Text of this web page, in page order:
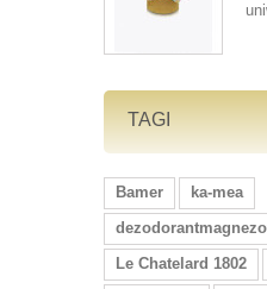
TAGI
Bamer
ka-mea
Le Chatelard 1802